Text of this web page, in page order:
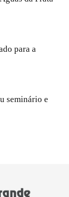
para a
seminário e